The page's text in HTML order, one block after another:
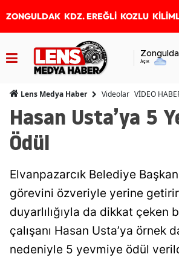
ZONGULDAK KDZ. EREĞLİ KOZLU
Açık
Lens Medya Haber Videolar VİDEO
Hasan Usta’ya 5
Ödül
Elvanpazarcık Belediye
görevini özveriyle yerine
duyarlılığıyla da dikkat çeken
çalışanı Hasan Usta’ya örnek
nedeniyle 5 yevmiye ödül